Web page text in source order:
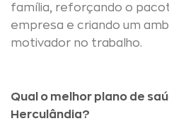
família, reforçando o
empresa e criando um
motivador no trabalho.
Qual o melhor plano de
Herculândia?